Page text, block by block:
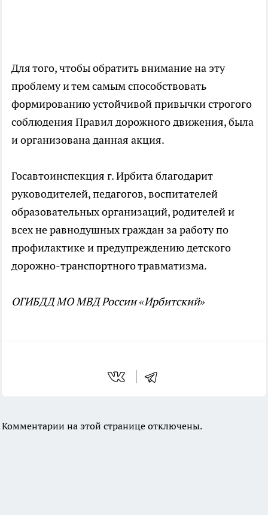
Для того, чтобы обратить внимание на эту
проблему и тем самым способствовать
формированию устойчивой привычки строгого
соблюдения Правил дорожного движения, была
и организована данная акция.
Госавтоинспекция г. Ирбита благодарит
руководителей, педагогов, воспитателей
образовательных организаций, родителей и
всех не равнодушных граждан за работу по
профилактике и предупреждению детского
дорожно-транспортного травматизма.
ОГИБДД МО МВД России «Ирбитский»
Комментарии на этой странице отключены.